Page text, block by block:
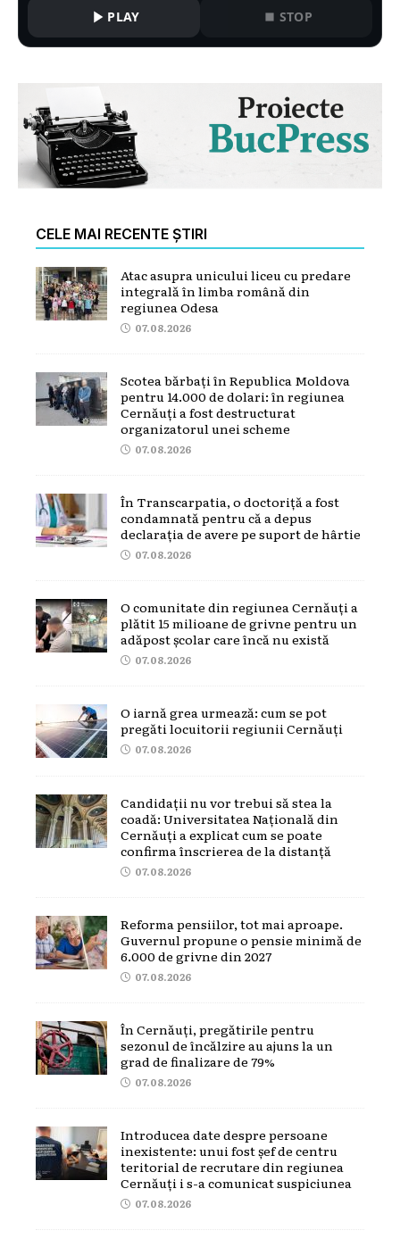
PLAY STOP
CELE MAI RECENTE ȘTIRI
Atac asupra unicului liceu cu predare
integrală în limba română din
regiunea Odesa
07.08.2026
Scotea bărbați în Republica Moldova
pentru 14.000 de dolari: în regiunea
Cernăuți a fost destructurat
organizatorul unei scheme
07.08.2026
În Transcarpatia, o doctoriță a fost
condamnată pentru că a depus
declarația de avere pe suport de hârtie
07.08.2026
O comunitate din regiunea Cernăuți a
plătit 15 milioane de grivne pentru un
adăpost școlar care încă nu există
07.08.2026
O iarnă grea urmează: cum se pot
pregăti locuitorii regiunii Cernăuți
07.08.2026
Candidații nu vor trebui să stea la
coadă: Universitatea Națională din
Cernăuți a explicat cum se poate
confirma înscrierea de la distanță
07.08.2026
Reforma pensiilor, tot mai aproape.
Guvernul propune o pensie minimă de
6.000 de grivne din 2027
07.08.2026
În Cernăuți, pregătirile pentru
sezonul de încălzire au ajuns la un
grad de finalizare de 79%
07.08.2026
Introducea date despre persoane
inexistente: unui fost șef de centru
teritorial de recrutare din regiunea
Cernăuți i s-a comunicat suspiciunea
07.08.2026